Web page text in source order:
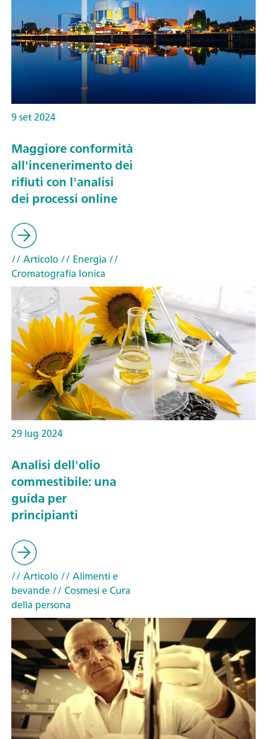
9 set 2024
Maggiore conformità
all'incenerimento dei
rifiuti con l'analisi
dei processi online
// Articolo // Energia //
Cromatografia Ionica
29 lug 2024
Analisi dell'olio
commestibile: una
guida per
principianti
// Articolo // Alimenti e
bevande// Cosmesi e Cura
della persona